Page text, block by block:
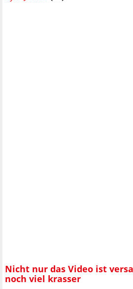
Nicht nur das Video ist
noch viel krasser